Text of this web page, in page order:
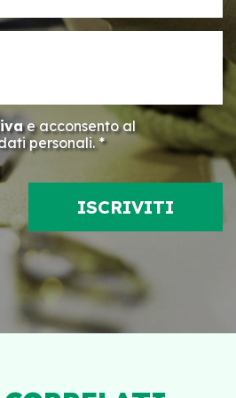
e acconsento al
personali. *